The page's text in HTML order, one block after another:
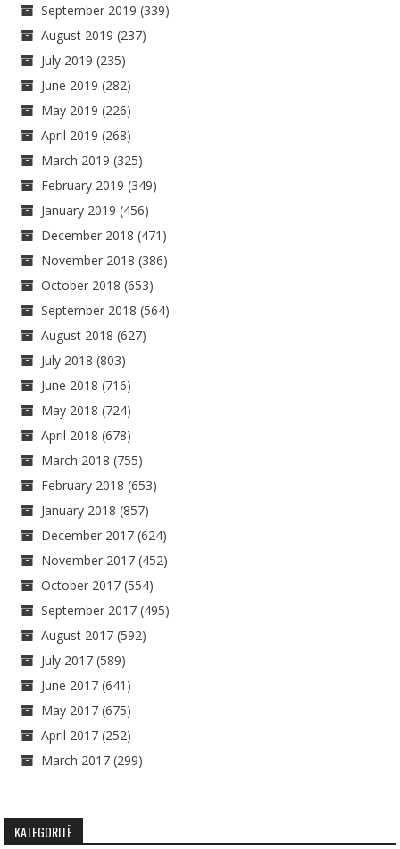
September 2019 (339)
August 2019 (237)
July 2019 (235)
June 2019 (282)
May 2019 (226)
April 2019 (268)
March 2019 (325)
February 2019 (349)
January 2019 (456)
December 2018 (471)
November 2018 (386)
October 2018 (653)
September 2018 (564)
August 2018 (627)
July 2018 (803)
June 2018 (716)
May 2018 (724)
April 2018 (678)
March 2018 (755)
February 2018 (653)
January 2018 (857)
December 2017 (624)
November 2017 (452)
October 2017 (554)
September 2017 (495)
August 2017 (592)
July 2017 (589)
June 2017 (641)
May 2017 (675)
April 2017 (252)
March 2017 (299)
KATEGORITË